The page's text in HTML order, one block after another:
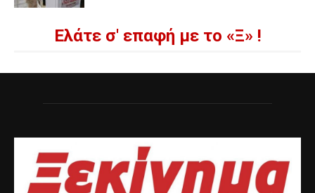
Ελάτε σ' επαφή με το «Ξ» !